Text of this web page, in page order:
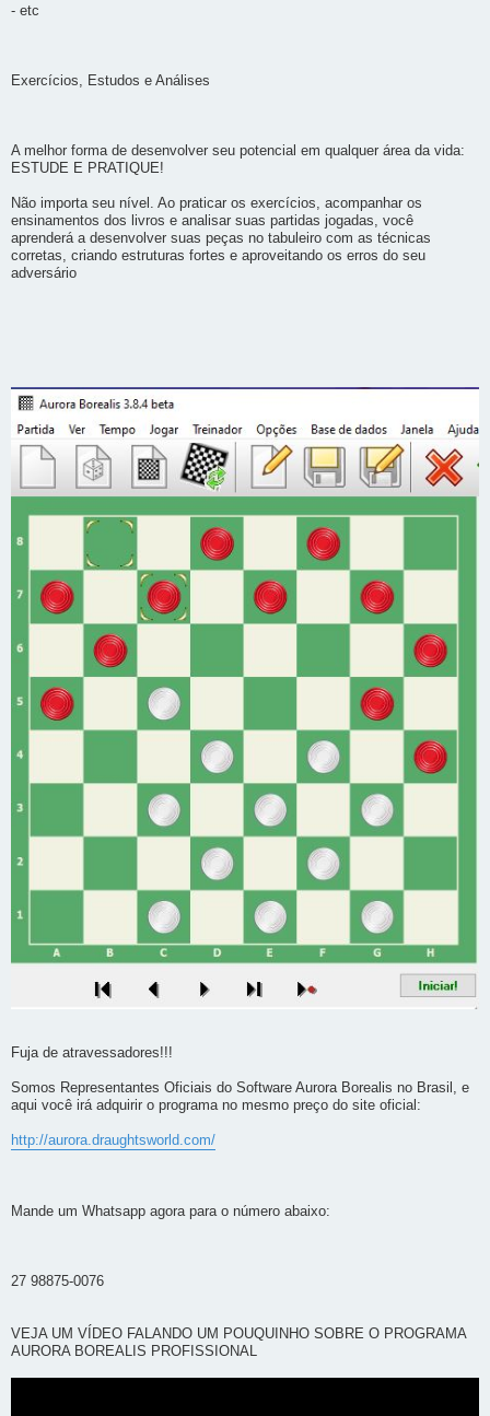
- etc
Exercícios, Estudos e Análises
A melhor forma de desenvolver seu potencial em qualquer área da vida:
ESTUDE E PRATIQUE!
Não importa seu nível. Ao praticar os exercícios, acompanhar os
ensinamentos dos livros e analisar suas partidas jogadas, você
aprenderá a desenvolver suas peças no tabuleiro com as técnicas
corretas, criando estruturas fortes e aproveitando os erros do seu
adversário
Fuja de atravessadores!!!
Somos Representantes Oficiais do Software Aurora Borealis no Brasil, e
aqui você irá adquirir o programa no mesmo preço do site oficial:
http://aurora.draughtsworld.com/
Mande um Whatsapp agora para o número abaixo:
27 98875-0076
VEJA UM VÍDEO FALANDO UM POUQUINHO SOBRE O PROGRAMA
AURORA BOREALIS PROFISSIONAL